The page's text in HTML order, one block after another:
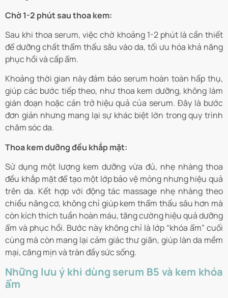
Chờ 1-2 phút sau thoa kem:
Sau khi thoa serum, việc chờ khoảng 1-2 phút là cần thiết
để dưỡng chất thẩm thấu sâu vào da, tối ưu hóa khả năng
phục hồi và cấp ẩm.
Khoảng thời gian này đảm bảo serum hoàn toàn hấp thụ,
giúp các bước tiếp theo, như thoa kem dưỡng, không làm
gián đoạn hoặc cản trở hiệu quả của serum. Đây là bước
đơn giản nhưng mang lại sự khác biệt lớn trong quy trình
chăm sóc da.
Thoa kem dưỡng đều khắp mặt:
Sử dụng một lượng kem dưỡng vừa đủ, nhẹ nhàng thoa
đều khắp mặt để tạo một lớp bảo vệ mỏng nhưng hiệu quả
trên da. Kết hợp với động tác massage nhẹ nhàng theo
chiều nâng cơ, không chỉ giúp kem thẩm thấu sâu hơn mà
còn kích thích tuần hoàn máu, tăng cường hiệu quả dưỡng
ẩm và phục hồi. Bước này không chỉ là lớp “khóa ẩm” cuối
cùng mà còn mang lại cảm giác thư giãn, giúp làn da mềm
mại, căng mịn và tràn đầy sức sống.
Những lưu ý khi dùng serum B5 và kem khóa
ẩm